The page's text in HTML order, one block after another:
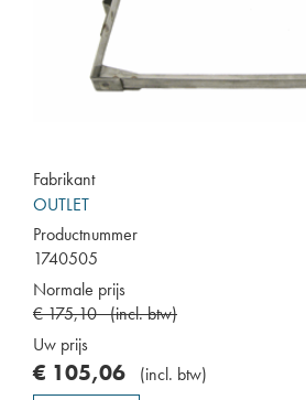
Fabrikant
OUTLET
Productnummer
1740505
Normale prijs
€175,10 (incl. btw)
Uw prijs
€ 105,06 (incl. btw)